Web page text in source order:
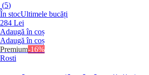
(5)
În stocUltimele bucăți
284 Lei
Adaugă în coș
Adaugă în coș
Premium-16%
Rosti